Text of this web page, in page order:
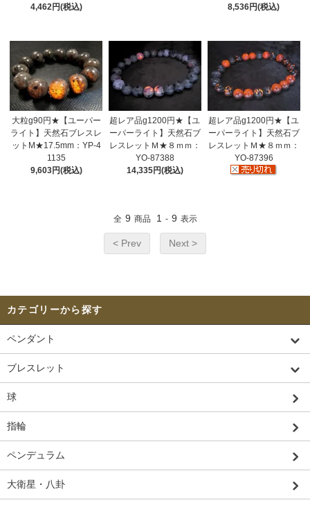
4,462円(税込)
8,536円(税込)
大粒g90円★【ユーパー
ライト】天然石ブレスレ
ットM★17.5mm：YP-4
1135
9,603円(税込)
超レア品g1200円★【ユ
ーパーライト】天然石ブ
レスレットＭ★８ｍｍ：
YO-87388
14,335円(税込)
超レア品g1200円★【ユ
ーパーライト】天然石ブ
レスレットＭ★８ｍｍ：
YO-87396
全 9 商品 1 - 9 表示
< Prev Next >
カテゴリーから探す
ペンダント
ブレスレット
球
指輪
ペンデュラム
大衛星・八卦